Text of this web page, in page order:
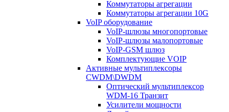
Коммутаторы агрегации
Коммутаторы агрегации 10G
VoIP оборудование
VoIP-шлюзы многопортовые
VoIP-шлюзы малопортовые
VoIP-GSM шлюз
Комплектующие VOIP
Активные мультиплексоры
CWDM\DWDM
Оптический мультиплексор
WDM-16 Транзит
Усилители мощности